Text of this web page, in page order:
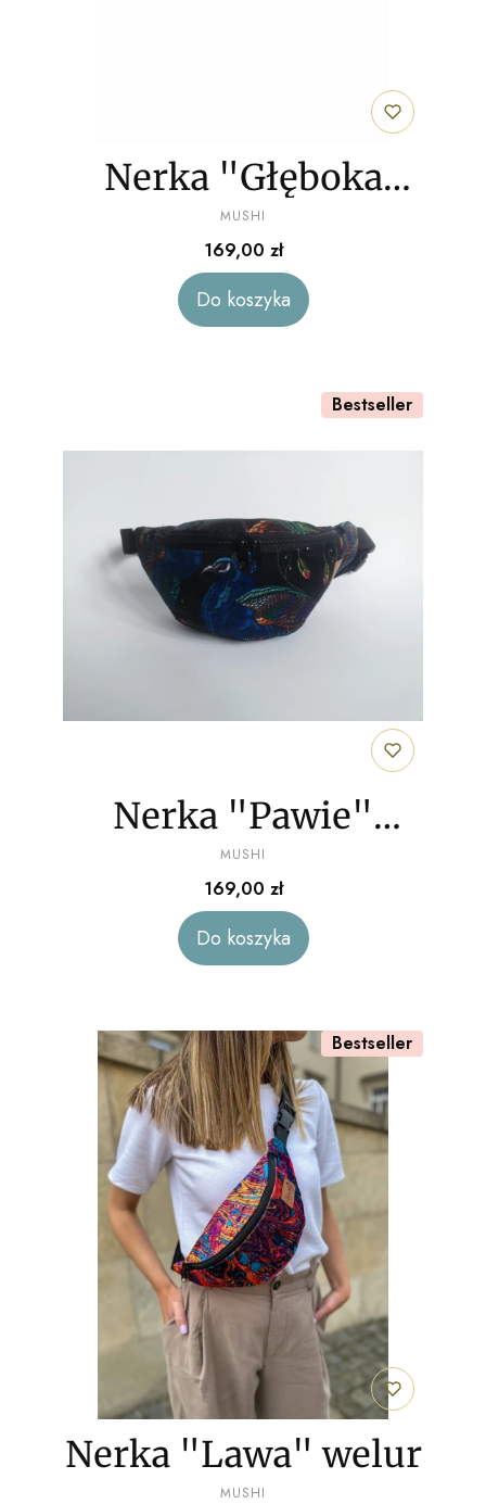
Nerka "Głęboka
zieleń" welur
PRODUCENT
MUSHI
Cena
169,00 zł
Do koszyka
Bestseller
Nerka "Pawie"
welur
PRODUCENT
MUSHI
Cena
169,00 zł
Do koszyka
Bestseller
Nerka "Lawa" welur
PRODUCENT
MUSHI